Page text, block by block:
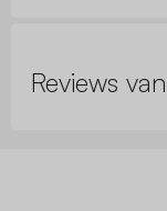
Reviews